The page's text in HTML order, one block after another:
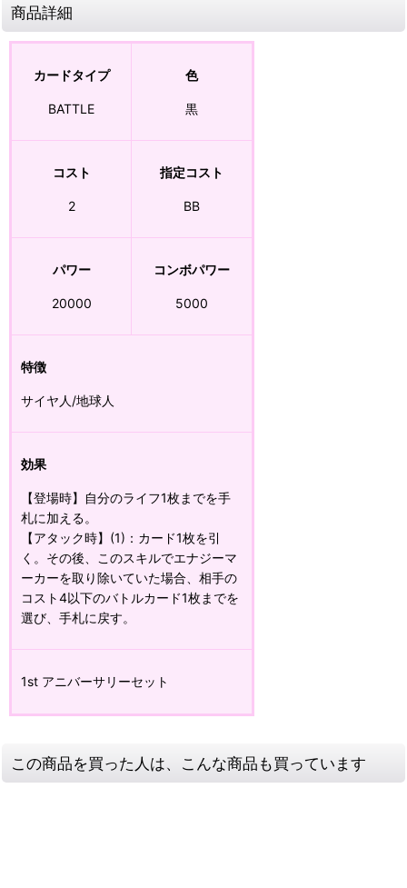
商品詳細
カードタイプ
BATTLE
色
黒
コスト
2
指定コスト
BB
パワー
20000
コンボパワー
5000
特徴
サイヤ人/地球人
効果
【登場時】自分のライフ1枚までを手
札に加える。
【アタック時】(1)：カード1枚を引
く。その後、このスキルでエナジーマ
ーカーを取り除いていた場合、相手の
コスト4以下のバトルカード1枚までを
選び、手札に戻す。
1st アニバーサリーセット
この商品を買った人は、こんな商品も買っています